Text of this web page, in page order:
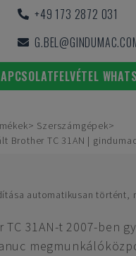
+49 173 2872 031
Szerszámgépek
Brother TC 31AN |
automatikusan történt,
TC 31AN-t 2007-ben